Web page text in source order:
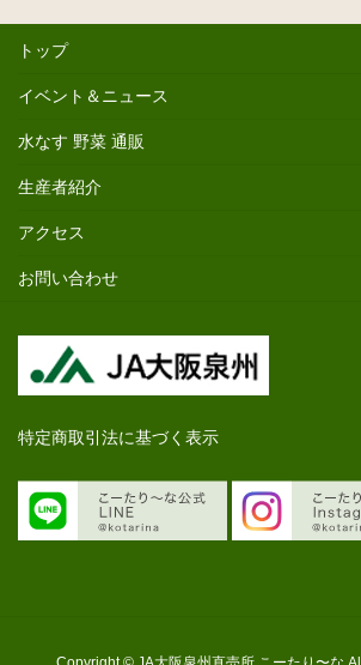
トップ
イベント＆ニュース
水なす 野菜 通販
生産者紹介
アクセス
お問い合わせ
特定商取引法に基づく表示